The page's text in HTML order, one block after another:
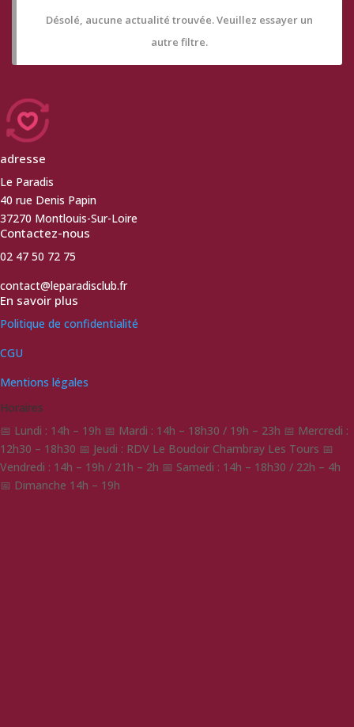
Désolé, aucune actualité trouvée. Veuillez essayer un
autre filtre.
adresse
Le Paradis
40 rue Denis Papin
37270 Montlouis-Sur-Loire
Contactez-nous
02 47 50 72 75
contact@leparadisclub.fr
En savoir plus
Politique de confidentialité
CGU
Mentions légales
Horaires
📅 Lundi : 14h – 19h 📅 Mardi : 14h – 18h30 / 19h – 23h 📅 Mercredi :
12h30 – 18h30 📅 Jeudi : RDV Le Boudoir Chambray Les Tours 📅
Vendredi : 14h – 19h / 21h – 2h 📅 Samedi : 14h – 18h30 / 22h – 4h
📅 Dimanche 14h – 19h